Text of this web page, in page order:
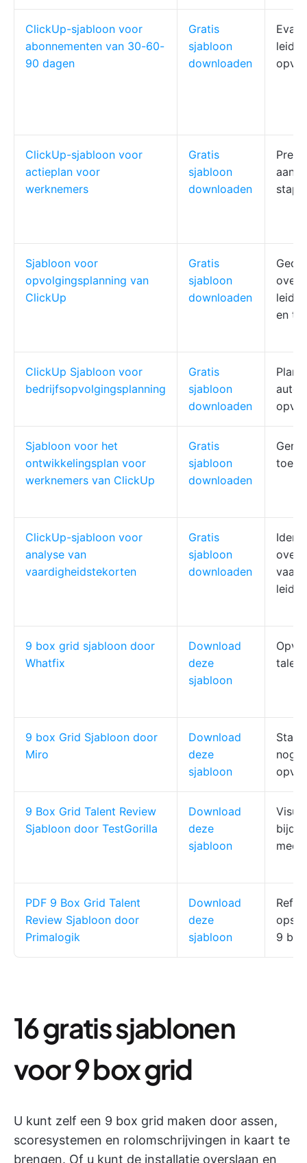
ClickUp-sjabloon voor
abonnementen van 30-60-
90 dagen
Gratis
sjabloon
downloaden
ClickUp-sjabloon voor
actieplan voor
werknemers
Gratis
sjabloon
downloaden
Sjabloon voor
opvolgingsplanning van
ClickUp
Gratis
sjabloon
downloaden
over
en
ClickUp Sjabloon voor
bedrijfsopvolgingsplanning
Gratis
sjabloon
downloaden
Sjabloon voor het
ontwikkelingsplan voor
werknemers van ClickUp
Gratis
sjabloon
downloaden
ClickUp-sjabloon voor
analyse van
vaardigheidstekorten
Gratis
sjabloon
downloaden
9 box grid sjabloon door
Whatfix
Download
deze
sjabloon
9 box Grid Sjabloon door
Miro
Download
deze
sjabloon
nog
9 Box Grid Talent Review
Sjabloon door TestGorilla
Download
deze
sjabloon
PDF 9 Box Grid Talent
Review Sjabloon door
Primalogik
Download
deze
sjabloon
9
16 gratis sjablonen
voor 9 box grid
U kunt zelf een 9 box grid maken door assen,
scoresystemen en rolomschrijvingen in kaart te
brengen. Of u kunt de installatie overslaan en